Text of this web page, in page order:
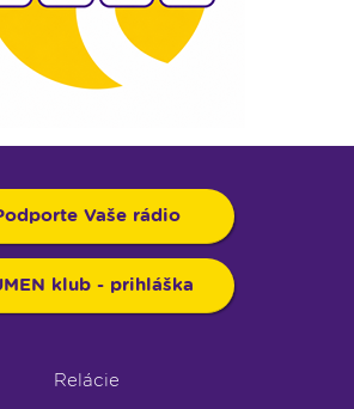
Vaše rádio
klub - prihláška
Relácie